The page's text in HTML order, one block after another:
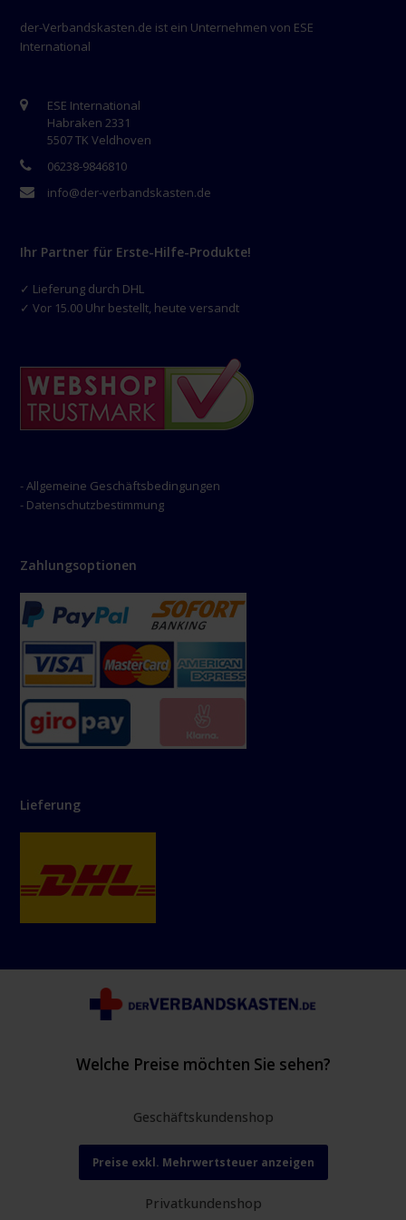
der-Verbandskasten.de ist ein Unternehmen von ESE
International
ESE International
Habraken 2331
5507 TK Veldhoven
06238-9846810
info@der-verbandskasten.de
Ihr Partner für Erste-Hilfe-Produkte!
✓ Lieferung durch DHL
✓ Vor 15.00 Uhr bestellt, heute versandt
- Allgemeine Geschäftsbedingungen
- Datenschutzbestimmung
Zahlungsoptionen
Lieferung
Welche Preise möchten Sie sehen?
Geschäftskundenshop
Preise exkl. Mehrwertsteuer anzeigen
Privatkundenshop